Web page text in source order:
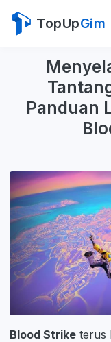
TopUpGim
Panduan
Blood Strike terus